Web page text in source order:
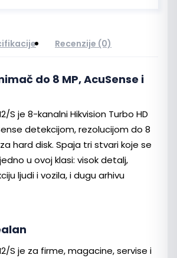
Recenzije (0)
do 8 MP, AcuSense i
S je 8-kanalni Hikvision Turbo HD
detekcijom, rezolucijom do 8
hard disk. Spaja tri stvari koje se
u ovoj klasi: visok detalj,
ljudi i vozila, i dugu arhivu
S je za firme, magacine, servise i